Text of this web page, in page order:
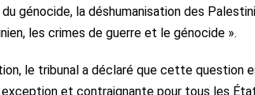
génocide, la déshumanisation des
les crimes de guerre et le génocide ».
le tribunal a déclaré que cette question
et contraignante pour tous les